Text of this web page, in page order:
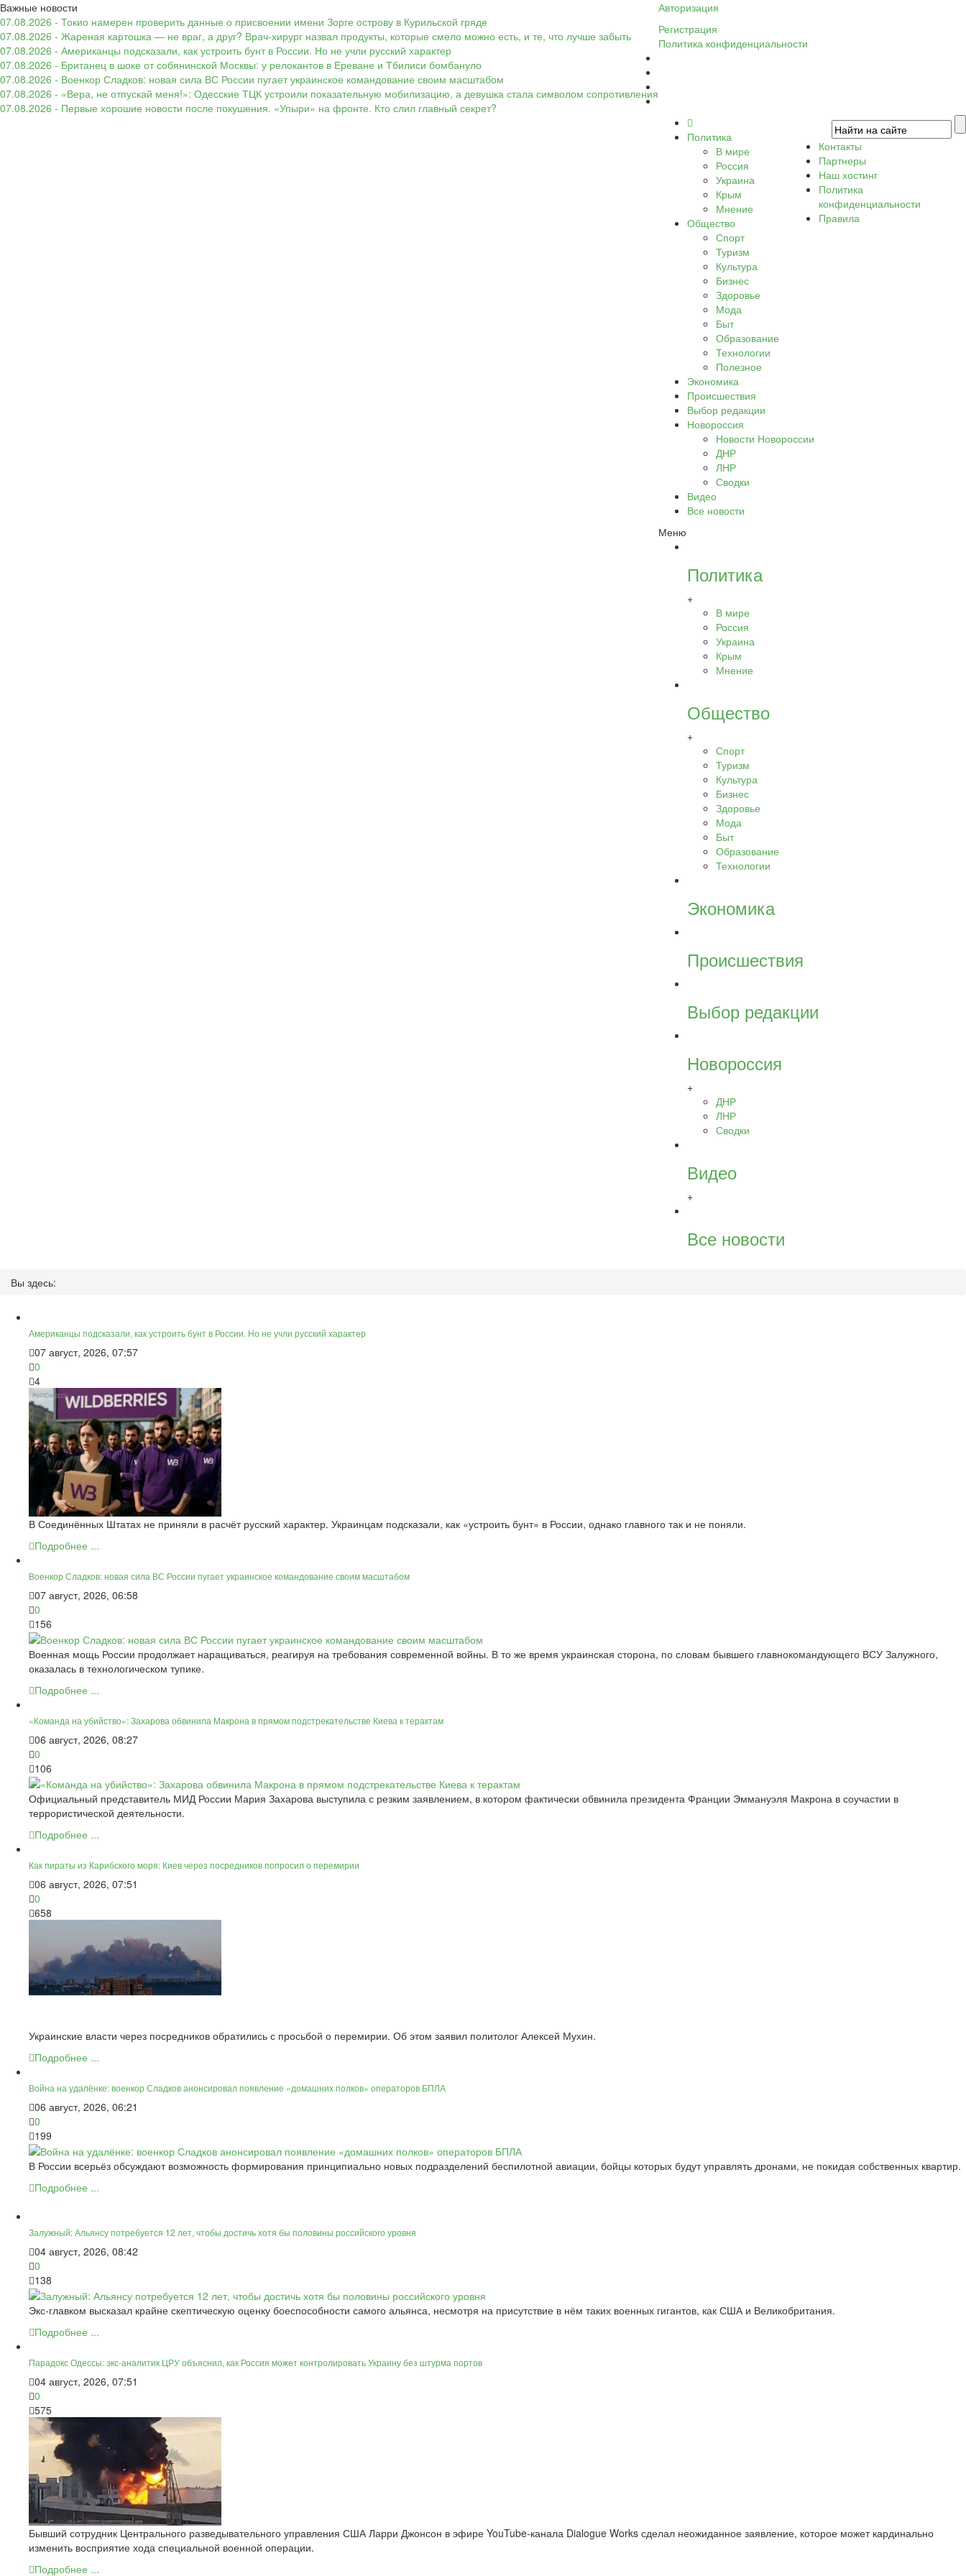
Важные новости
07.08.2026 - Токио намерен проверить данные о присвоении имени Зорге острову в Курильской гряде
07.08.2026 - Жареная картошка — не враг, а друг? Врач-хирург назвал продукты, которые смело можно есть, и те, что лучше забыть
07.08.2026 - Американцы подсказали, как устроить бунт в России. Но не учли русский характер
07.08.2026 - Британец в шоке от собянинской Москвы: у релокантов в Ереване и Тбилиси бомбануло
07.08.2026 - Военкор Сладков: новая сила ВС России пугает украинское командование своим масштабом
07.08.2026 - «Вера, не отпускай меня!»: Одесские ТЦК устроили показательную мобилизацию, а девушка стала символом сопротивления
07.08.2026 - Первые хорошие новости после покушения. «Упыри» на фронте. Кто слил главный секрет?
Авторизация
Регистрация
Политика конфиденциальности
Политика
В мире
Россия
Украина
Крым
Мнение
Общество
Спорт
Туризм
Культура
Бизнес
Здоровье
Мода
Быт
Образование
Технологии
Полезное
Экономика
Происшествия
Выбор редакции
Новороссия
Новости Новороссии
ДНР
ЛНР
Сводки
Видео
Все новости
Меню
Политика
+
В мире
Россия
Украина
Крым
Мнение
Общество
+
Спорт
Туризм
Культура
Бизнес
Здоровье
Мода
Быт
Образование
Технологии
Экономика
Происшествия
Выбор редакции
Новороссия
+
ДНР
ЛНР
Сводки
Видео
+
Все новости
Контакты
Партнеры
Наш хостинг
Политика
конфиденциальности
Правила
Вы здесь:
Американцы подсказали, как устроить бунт в России. Но не учли русский характер
07 август, 2026, 07:57
0
4
В Соединённых Штатах не приняли в расчёт русский характер. Украинцам подсказали, как «устроить бунт» в России, однако главного так и не поняли.
Подробнее ...
Военкор Сладков: новая сила ВС России пугает украинское командование своим масштабом
07 август, 2026, 06:58
0
156
Военная мощь России продолжает наращиваться, реагируя на требования современной войны. В то же время украинская сторона, по словам бывшего главнокомандующего ВСУ Залужного,
оказалась в технологическом тупике.
Подробнее ...
«Команда на убийство»: Захарова обвинила Макрона в прямом подстрекательстве Киева к терактам
06 август, 2026, 08:27
0
106
Официальный представитель МИД России Мария Захарова выступила с резким заявлением, в котором фактически обвинила президента Франции Эммануэля Макрона в соучастии в
террористической деятельности.
Подробнее ...
Как пираты из Карибского моря: Киев через посредников попросил о перемирии
06 август, 2026, 07:51
0
658
Украинские власти через посредников обратились с просьбой о перемирии. Об этом заявил политолог Алексей Мухин.
Подробнее ...
Война на удалёнке: военкор Сладков анонсировал появление «домашних полков» операторов БПЛА
06 август, 2026, 06:21
0
199
В России всерьёз обсуждают возможность формирования принципиально новых подразделений беспилотной авиации, бойцы которых будут управлять дронами, не покидая собственных квартир.
Подробнее ...
Залужный: Альянсу потребуется 12 лет, чтобы достичь хотя бы половины российского уровня
04 август, 2026, 08:42
0
138
Экс-главком высказал крайне скептическую оценку боеспособности самого альянса, несмотря на присутствие в нём таких военных гигантов, как США и Великобритания.
Подробнее ...
Парадокс Одессы: экс-аналитик ЦРУ объяснил, как Россия может контролировать Украину без штурма портов
04 август, 2026, 07:51
0
575
Бывший сотрудник Центрального разведывательного управления США Ларри Джонсон в эфире YouTube-канала Dialogue Works сделал неожиданное заявление, которое может кардинально
изменить восприятие хода специальной военной операции.
Подробнее ...